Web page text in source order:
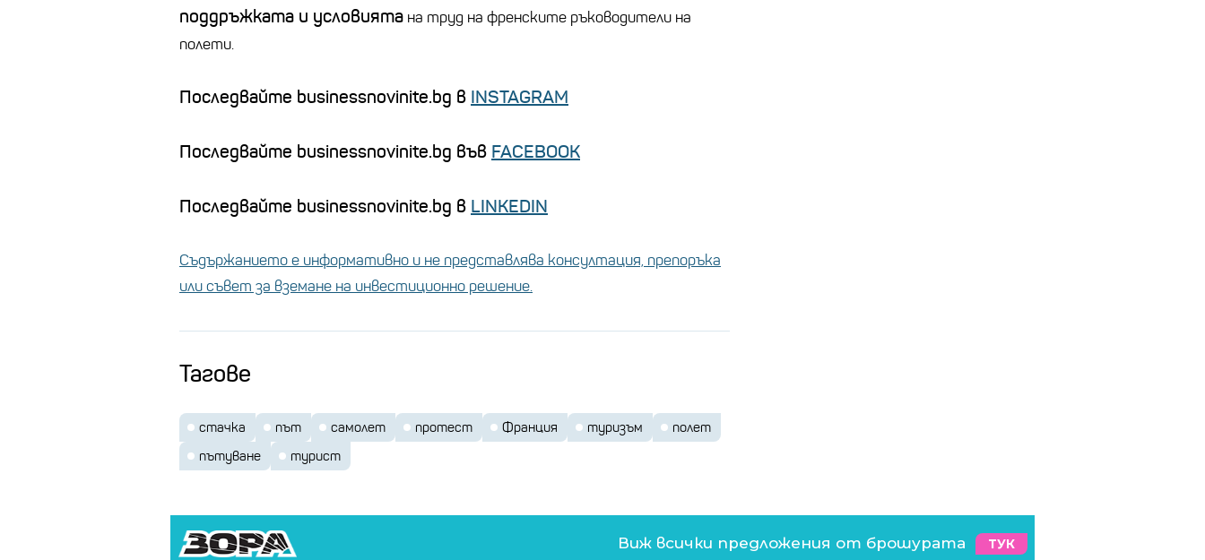
поддръжката и условията на труд на френските ръководители на
полети.
Последвайте businessnovinite.bg в INSTAGRAM
Последвайте businessnovinite.bg във FACEBOOK
Последвайте businessnovinite.bg в LINKEDIN
Съдържанието е информативно и не представлява консултация, препоръка
или съвет за вземане на инвестиционно решение.
Тагове
стачка път самолет протест Франция туризъм
полет
пътуване
турист
Виж всички предложения от брошурата ТУК